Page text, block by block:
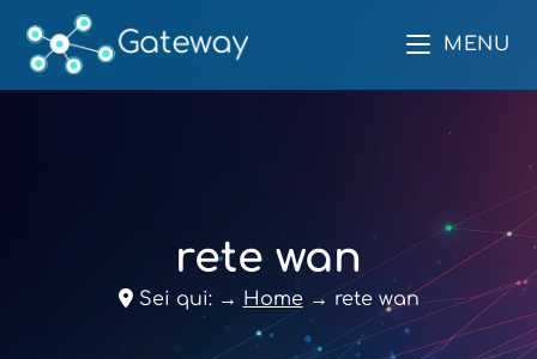
MENU
rete wan
Sei qui: → Home → rete wan